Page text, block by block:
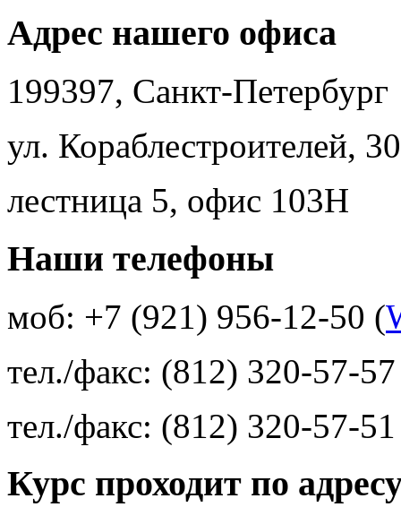
Адрес нашего офиса
199397, Санкт-Петербург
ул. Кораблестроителей, 30
лестница 5, офис 103Н
Наши телефоны
моб: +7 (921) 956-12-50 (
тел./факс: (812) 320-57-57
тел./факс: (812) 320-57-51
Курс проходит по